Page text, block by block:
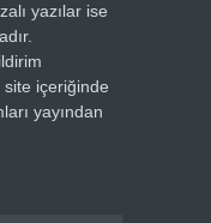
yazılar ise
içeriğinde
yayından